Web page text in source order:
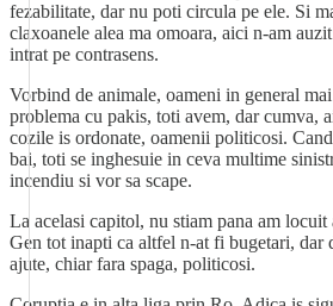
fezabilitate, dar nu poti circula pe ele. Si
claxoanele alea ma omoara, aici n-am
intrat pe contrasens.
Vorbind de animale, oameni in general
problema cu pakis, toti avem, dar cumva,
cozile is ordonate, oamenii politicosi.
bai, toti se inghesuie in ceva multime
incendiu si vor sa scape.
La acelasi capitol, nu stiam pana am
Gen tot inapti ca altfel n-at fi bugetari, dar
ajute, chiar fara spaga, politicosi.